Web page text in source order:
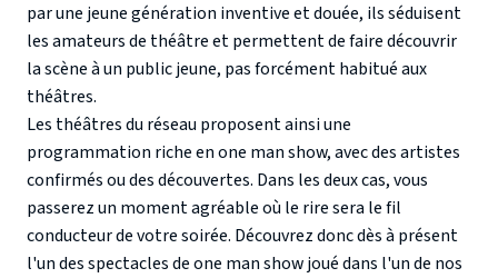
par une jeune génération inventive et douée, ils séduisent
les amateurs de théâtre et permettent de faire découvrir
la scène à un public jeune, pas forcément habitué aux
théâtres.
Les théâtres du réseau proposent ainsi une
programmation riche en one man show, avec des artistes
confirmés ou des découvertes. Dans les deux cas, vous
passerez un moment agréable où le rire sera le fil
conducteur de votre soirée. Découvrez donc dès à présent
l'un des spectacles de one man show joué dans l'un de nos